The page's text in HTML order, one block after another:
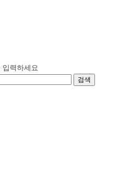
입력하세요
검색